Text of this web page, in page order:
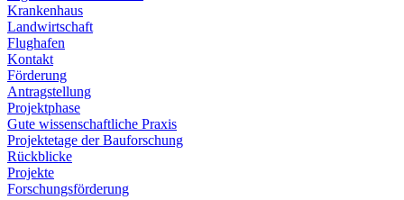
Krankenhaus
Landwirtschaft
Flughafen
Kontakt
Förderung
Antragstellung
Projektphase
Gute wissenschaftliche Praxis
Projektetage der Bauforschung
Rückblicke
Projekte
Forschungsförderung